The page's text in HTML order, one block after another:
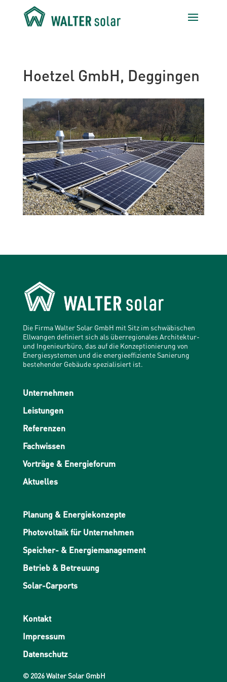
Hoetzel GmbH, Deggingen
Die Firma Walter Solar GmbH mit Sitz im schwäbischen
Ellwangen definiert sich als überregionales Architektur-
und Ingenieurbüro, das auf die Konzeptionierung von
Energiesystemen und die energieeffiziente Sanierung
bestehender Gebäude spezialisiert ist.
Unternehmen
Leistungen
Referenzen
Fachwissen
Vorträge & Energieforum
Aktuelles
Planung & Energiekonzepte
Photovoltaik für Unternehmen
Speicher- & Energiemanagement
Betrieb & Betreuung
Solar-Carports
Kontakt
Impressum
Datenschutz
© 2026 Walter Solar GmbH